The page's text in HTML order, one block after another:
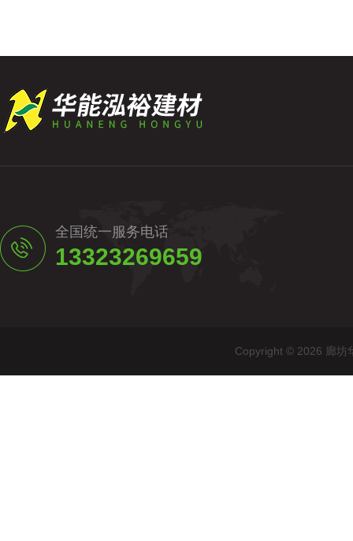
全国统一服务电话
13323269659
Copyright © 2026 廊